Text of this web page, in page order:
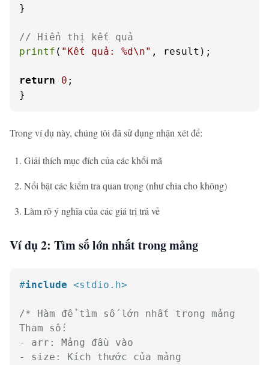
}
// Hiển thị kết quả
printf ( "Kết quả: %d\n" , result);
return 0 ;
}
Trong ví dụ này, chúng tôi đã sử dụng nhận xét để:
Giải thích mục đích của các khối mã
Nổi bật các kiểm tra quan trọng (như chia cho không)
Làm rõ ý nghĩa của các giá trị trả về
Ví dụ 2: Tìm số lớn nhất trong mảng
#include <stdio.h>
/* Hàm để tìm số lớn nhất trong mảng
Tham số:
- arr: Mảng đầu vào
- size: Kích thước của mảng